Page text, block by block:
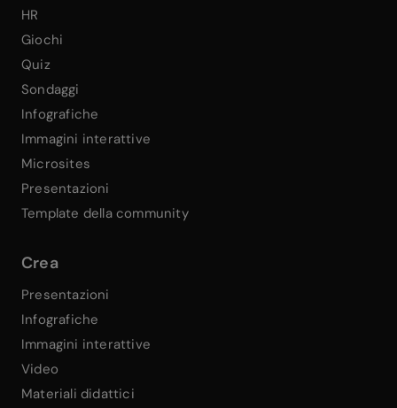
HR
Giochi
Quiz
Sondaggi
Infografiche
Immagini interattive
Microsites
Presentazioni
Template della community
Crea
Presentazioni
Infografiche
Immagini interattive
Video
Materiali didattici